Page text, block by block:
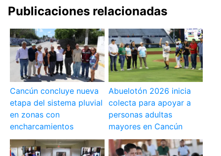
Publicaciones relacionadas
Cancún concluye nueva
etapa del sistema pluvial
en zonas con
encharcamientos
Abuelotón 2026 inicia
colecta para apoyar a
personas adultas
mayores en Cancún